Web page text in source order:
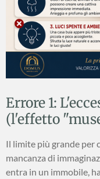
Errore 1:
(l'effetto
Il limite più grande per
mancanza di
entra in un immobile,